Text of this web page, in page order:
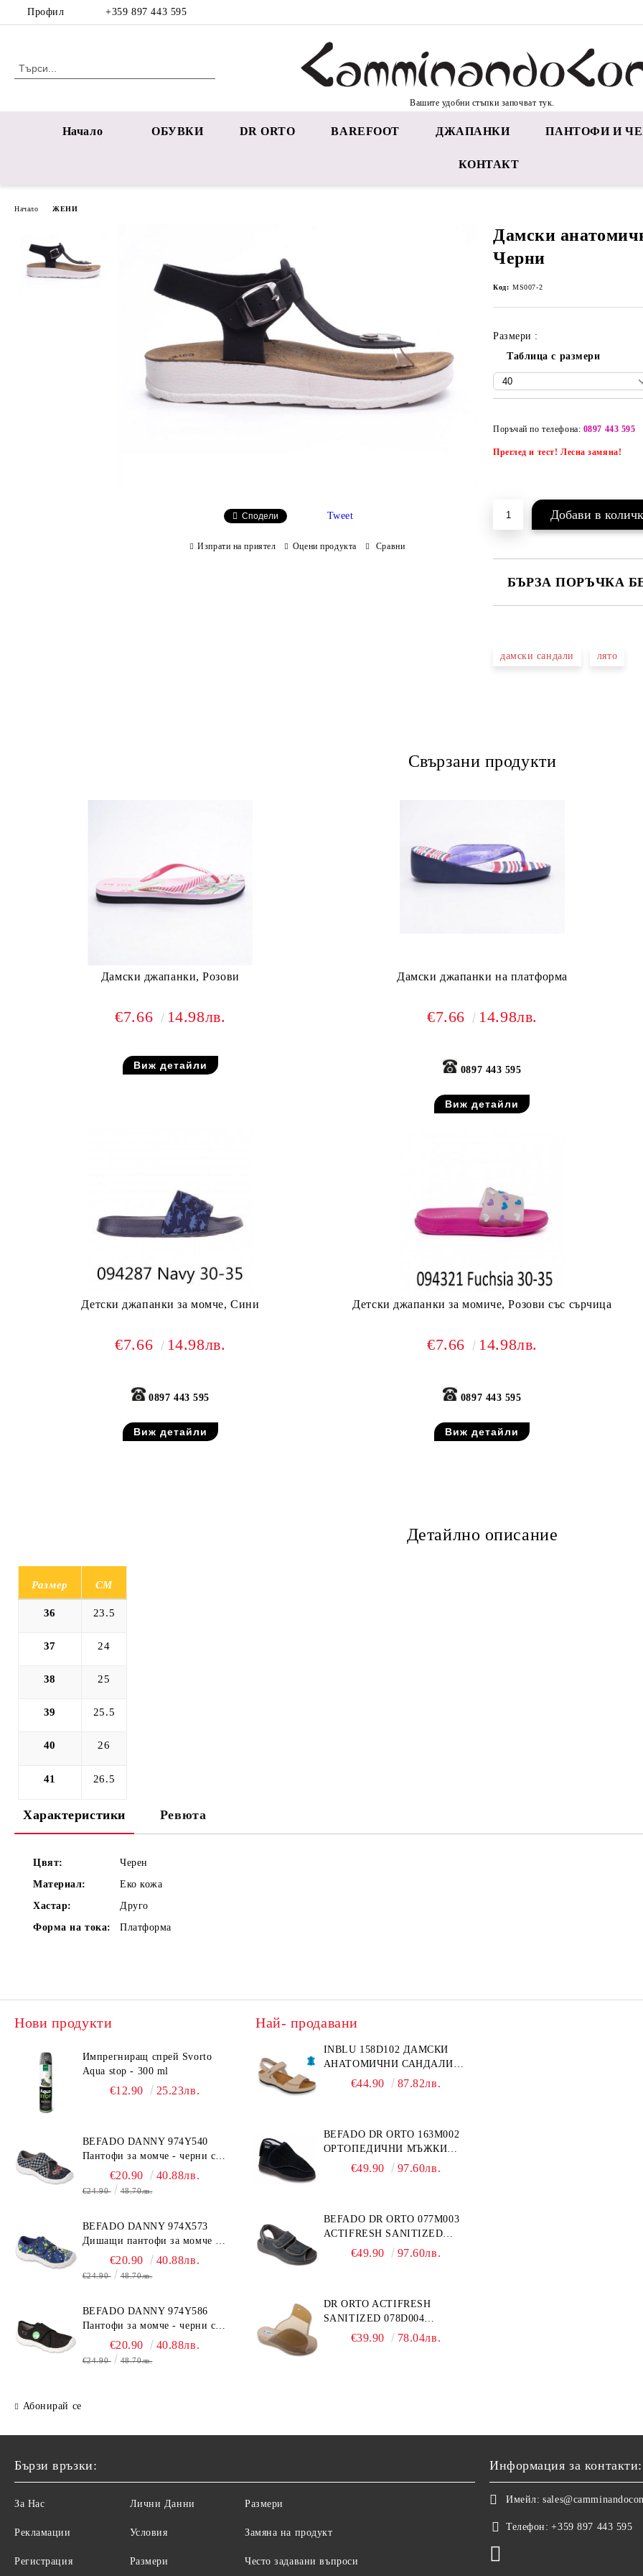
Профил +359 897 443 595
Вашите удобни стъпки започват тук.
Начало ОБУВКИ DR ORTO BAREFOOT ДЖАПАНКИ ПАНТОФИ И
КОНТАКТ
Начало ЖЕНИ
Дамски
Черни
Код: MS007-2
Размери :
Таблица с размери
Поръчай по телефона: 0897 443 595
Преглед и тест! Лесна замяна!
БЪРЗА ПОРЪЧКА
Ние ще се свържем с вас в
дамски сандали лято
Сподели Tweet
Изпрати на приятел Оцени продукта Сравни
Свързани продукти
Дамски джапанки, Розови
€7.66 14.98лв.
Виж детайли
Дамски джапанки на платформа
€7.66 14.98лв.
0897 443 595
Виж детайли
Детски джапанки за момче, Сини
€7.66 14.98лв.
0897 443 595
Виж детайли
Детски джапанки за момиче, Розови със сърчица
€7.66 14.98лв.
0897 443 595
Виж детайли
Детайлно описание
Размер СМ
36 23.5
37 24
38 25
39 25.5
40 26
41 26.5
Характеристики Ревюта
Цвят:
Черен
Материал:
Еко кожа
Хастар:
Друго
Форма на тока:
Платформа
Нови продукти
Импрегниращ спрей Svorto
Aqua stop - 300 ml
€12.90 25.23лв.
BEFADO DANNY 974Y540
Пантофи за момче - черни с
€20.90 40.88лв.
€24.90 48.70лв.
BEFADO DANNY 974X573
Дишащи пантофи за момче -
сини с топка
€20.90 40.88лв.
€24.90 48.70лв.
BEFADO DANNY 974Y586
Пантофи за момче - черни с
динозавър€20.90 40.88лв.
€24.90 48.70лв.
Абонирай се
Най- продавани
INBLU 158D102 ДАМСКИ
АНАТОМИЧНИ САНДАЛИ
ОТ ЕСТЕСТВЕНА КОЖА,
€44.90 87.82лв.
BEFADO DR ORTO 163M002
ОРТОПЕДИЧНИ МЪЖКИ
ОБУВКИ ЗА ГИПСИРАН ИЛИ
€49.90 97.60лв.
BEFADO DR ORTO 077M003
ACTIFRESH SANITIZED
ОРТОПЕДИЧНИ САНДАЛИ
€49.90 97.60лв.
DR ORTO ACTIFRESH
SANITIZED 078D004
ОРТОПЕДИЧНИ ДАМСКИ
€39.90 78.04лв.
Бързи връзки:
За Нас
Рекламации
Регистрация
Лични Данни
Условия
Размери
Размери
Замяна на продукт
Често задавани въпроси
Информация за контакти:
Имейл:
Телефон: +359 897 443 595